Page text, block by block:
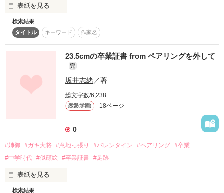
   先に読んでから
それは…
ここにいないｺﾄ」
自分を励ます言葉を
毎日見つけていたｷﾐ
今日がもう一度きたら
このまま時が止まれば…
表紙を見る
昨日よりミルクが熱くなくて
食べやすくて嬉しかったから
私は「ありがとう」と言った。
「いやいや、ところでほれ、
今まで生きてきて
名前なんて必要あったかしら、
検索結果
タイトル
キーワード 作家名
23.5cmの卒業証書 from ペアリングを外して
完
坂井志緒／著
総文字数/6,238
恋愛(学園) 18ページ
0
#姉御 #ガキ大将 #意地っ張り #バレンタイン #ペアリング #卒業
#中学時代 #似顔絵 #卒業証書 #足跡
表紙を見る
検索結果